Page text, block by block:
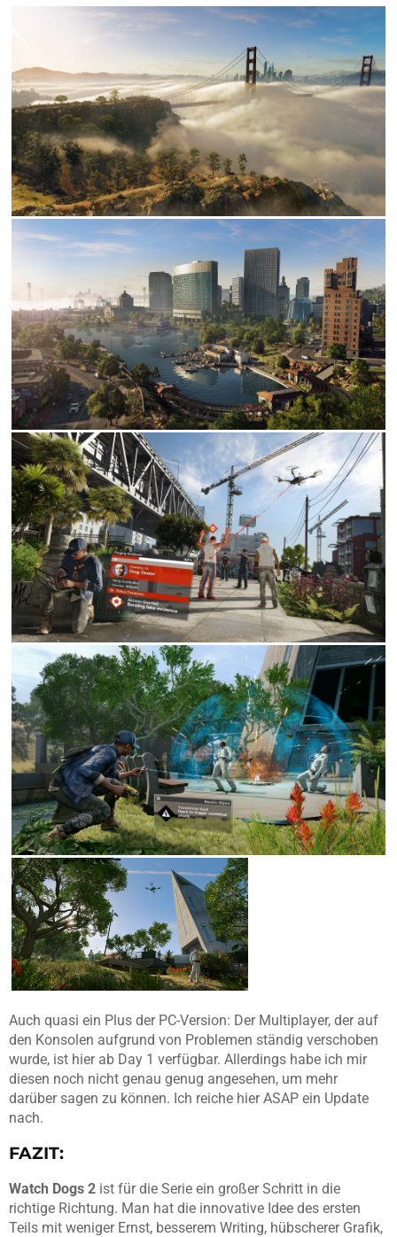
Auch quasi ein Plus der PC-Version: Der Multiplayer, der auf
den Konsolen aufgrund von Problemen ständig verschoben
wurde, ist hier ab Day 1 verfügbar. Allerdings habe ich mir
diesen noch nicht genau genug angesehen, um mehr
darüber sagen zu können. Ich reiche hier ASAP ein Update
nach.
FAZIT:
Watch Dogs 2 ist für die Serie ein großer Schritt in die
richtige Richtung. Man hat die innovative Idee des ersten
Teils mit weniger Ernst, besserem Writing, hübscherer Grafik,